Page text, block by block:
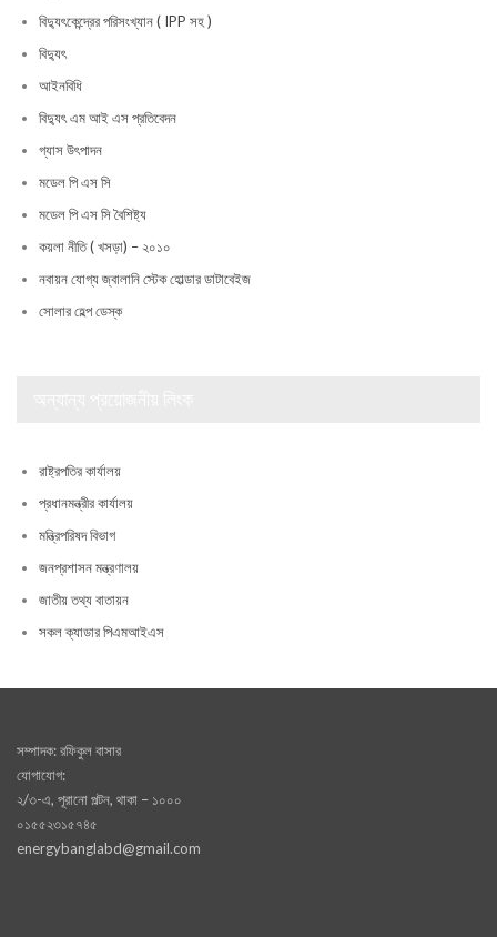
বিদ্যুৎকেন্দ্রের পরিসংখ্যান ( IPP সহ )
বিদ্যুৎ
আইনবিধি
বিদ্যুৎ এম আই এস প্রতিবেদন
গ্যাস উৎপাদন
মডেল পি এস সি
মডেল পি এস সি বৈশিষ্ট্য
কয়লা নীতি ( খসড়া) – ২০১০
নবায়ন যোগ্য জ্বালানি স্টেক হোল্ডার ডাটাবেইজ
সোলার হেল্প ডেস্ক
রাষ্ট্রপতির কার্যালয়
প্রধানমন্ত্রীর কার্যালয়
মন্ত্রিপরিষদ বিভাগ
জনপ্রশাসন মন্ত্রণালয়
জাতীয় তথ্য বাতায়ন
সকল ক্যাডার পিএমআইএস
সম্পাদক: রফিকুল বাসার
যোগাযোগ:
২/৩-এ, পূরানো পল্টন, থাকা – ১০০০
০১৫৫২৩১৫৭৪৫
energybanglabd@gmail.com